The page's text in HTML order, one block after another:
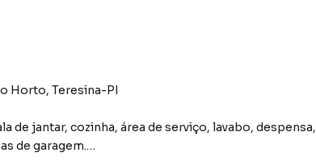
Horto, Teresina-PI
de jantar, cozinha, área de serviço, lavabo, despensa,
de garagem.